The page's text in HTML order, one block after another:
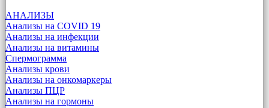
АНАЛИЗЫ
Анализы на COVID 19
Анализы на инфекции
Анализы на витамины
Спермограмма
Анализы крови
Анализы на онкомаркеры
Анализы ПЦР
Анализы на гормоны